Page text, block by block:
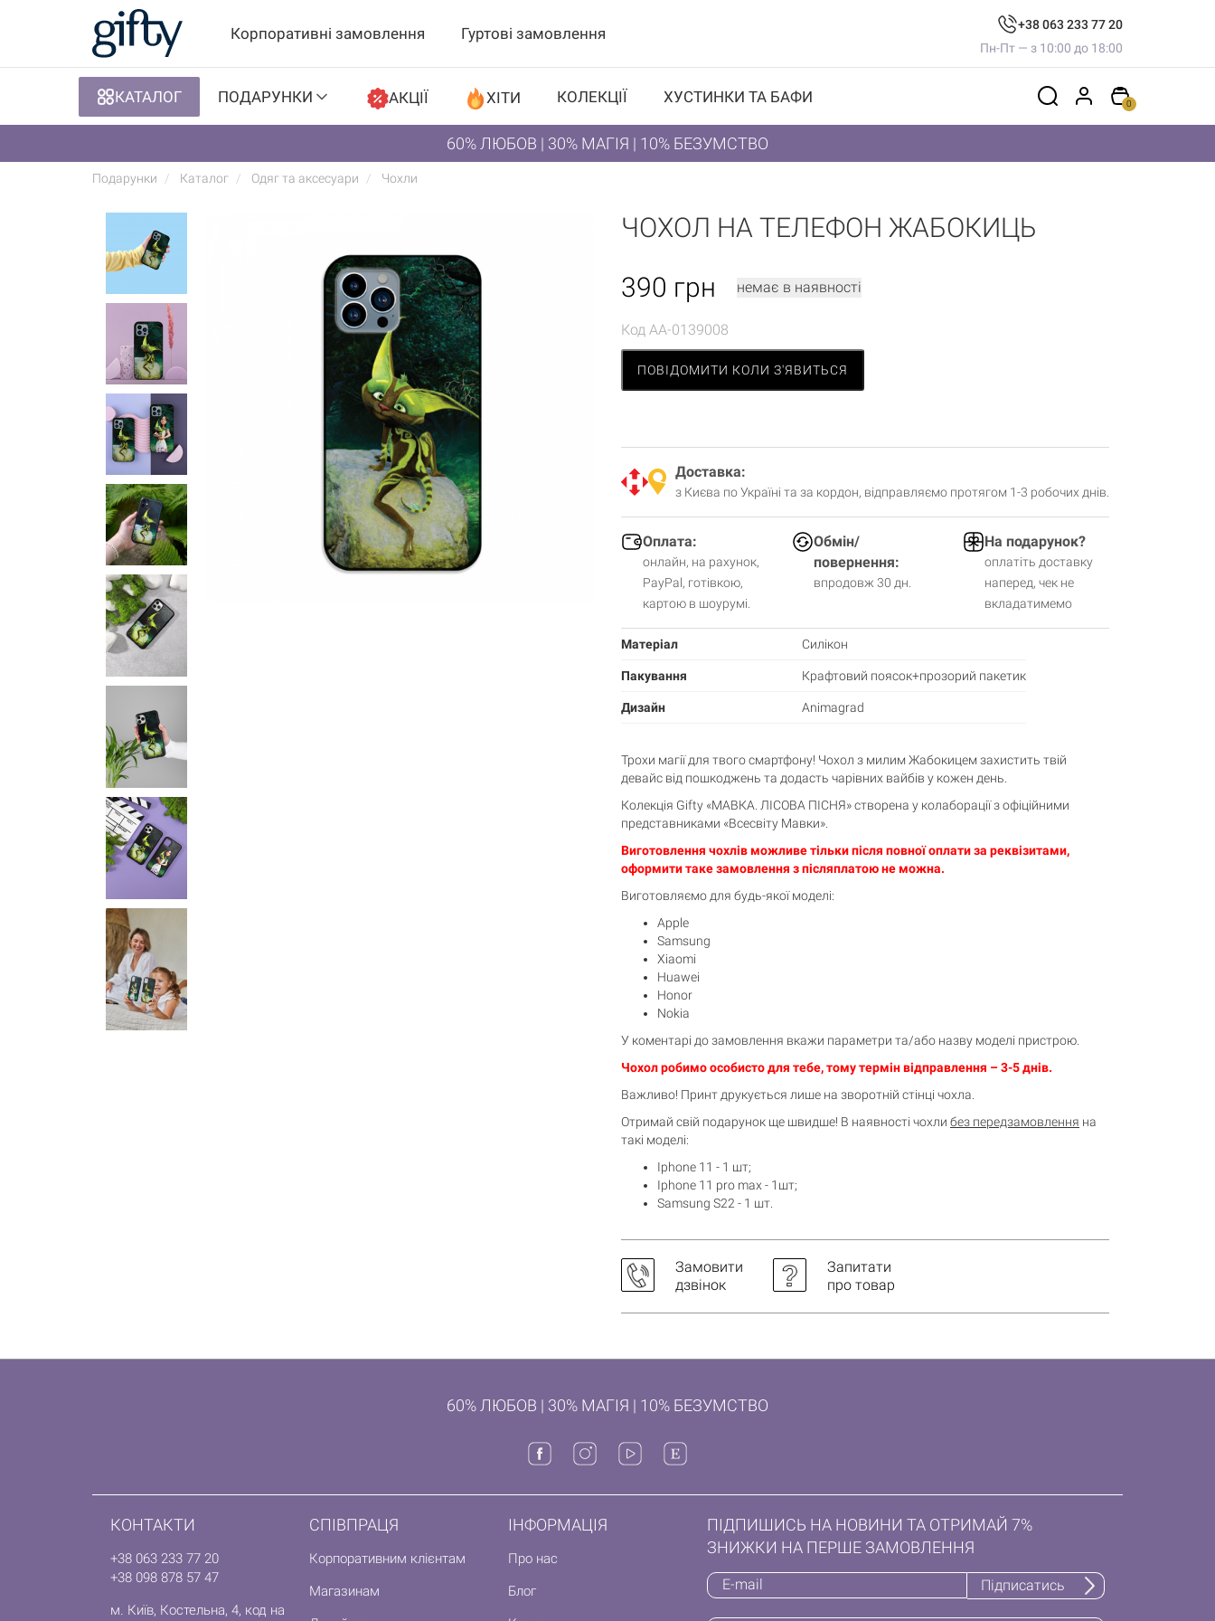
Корпоративні замовлення Гуртові замовлення
+38 063 233 77 20
Пн-Пт — з 10:00 до 18:00
КАТАЛОГ ПОДАРУНКИ АКЦІЇ ХІТИ КОЛЕКЦІЇ ХУСТИНКИ ТА БАФИ 0
60% ЛЮБОВ | 30% МАГІЯ | 10% БЕЗУМСТВО
Подарунки Каталог Одяг та аксесуари Чохли
ЧОХОЛ НА ТЕЛЕФОН ЖАБОКИЦЬ
390 грн немає в наявності
Код AA-0139008
ПОВІДОМИТИ КОЛИ З'ЯВИТЬСЯ
Доставка:
з Києва по Україні та за кордон, відправляємо протягом 1-3 робочих днів.
Оплата:
онлайн, на рахунок,
PayPal, готівкою,
картою в шоурумі.
Обмін/
повернення:
впродовж 30 дн.
На подарунок?
оплатіть доставку
наперед, чек не
вкладатимемо
Матеріал Силікон
Пакування Крафтовий поясок+прозорий пакетик
Дизайн Animagrad
Трохи магії для твого смартфону! Чохол з милим Жабокицем захистить твій
девайс від пошкоджень та додасть чарівних вайбів у кожен день.
Колекція Gifty «МАВКА. ЛІСОВА ПІСНЯ» створена у колаборації з офіційними
представниками «Всесвіту Мавки».
Виготовлення чохлів можливе тільки після повної оплати за реквізитами,
оформити таке замовлення з післяплатою не можна.
Виготовляємо для будь-якої моделі:
Apple
Samsung
Xiaomi
Huawei
Honor
Nokia
У коментарі до замовлення вкажи параметри та/або назву моделі пристрою.
Чохол робимо особисто для тебе, тому термін відправлення – 3-5 днів.
Важливо! Принт друкується лише на зворотній стінці чохла.
Отримай свій подарунок ще швидше! В наявності чохли без передзамовлення на
такі моделі:
Iphone 11 - 1 шт;
Iphone 11 pro max - 1шт;
Samsung S22 - 1 шт.
Замовити
дзвінок
Запитати
про товар
60% ЛЮБОВ | 30% МАГІЯ | 10% БЕЗУМСТВО
КОНТАКТИ
+38 063 233 77 20
+38 098 878 57 47
м. Київ, Костельна, 4, код на
СПІВПРАЦЯ
Корпоративним клієнтам
Магазинам
ІНФОРМАЦІЯ
Про нас
Блог
ПІДПИШИСЬ НА НОВИНИ ТА ОТРИМАЙ 7%
ЗНИЖКИ НА ПЕРШЕ ЗАМОВЛЕННЯ
Підписатись
Кошик
Кошик порожній